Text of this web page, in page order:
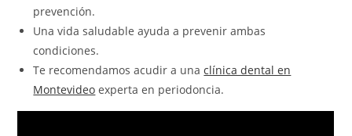
prevención.
Una vida saludable ayuda a prevenir ambas
condiciones.
Te recomendamos acudir a unaclínica dental en
Montevideo experta en periodoncia.